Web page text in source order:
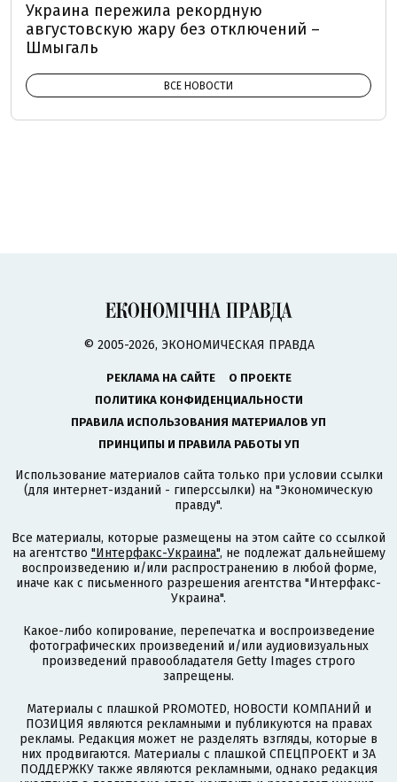
Украина пережила рекордную
августовскую жару без отключений –
Шмыгаль
ВСЕ НОВОСТИ
© 2005-2026, ЭКОНОМИЧЕСКАЯ ПРАВДА
РЕКЛАМА НА САЙТЕ
О ПРОЕКТЕ
ПОЛИТИКА КОНФИДЕНЦИАЛЬНОСТИ
ПРАВИЛА ИСПОЛЬЗОВАНИЯ МАТЕРИАЛОВ УП
ПРИНЦИПЫ И ПРАВИЛА РАБОТЫ УП
Использование материалов сайта только при условии ссылки
(для интернет-изданий - гиперссылки) на "Экономическую
правду".
Все материалы, которые размещены на этом сайте со ссылкой
на агентство "Интерфакс-Украина", не подлежат дальнейшему
воспроизведению и/или распространению в любой форме,
иначе как с письменного разрешения агентства "Интерфакс-
Украина".
Какое-либо копирование, перепечатка и воспроизведение
фотографических произведений и/или аудиовизуальных
произведений правообладателя Getty Images строго
запрещены.
Материалы с плашкой PROMOTED, НОВОСТИ КОМПАНИЙ и
ПОЗИЦИЯ являются рекламными и публикуются на правах
рекламы. Редакция может не разделять взгляды, которые в
них продвигаются. Материалы с плашкой СПЕЦПРОЕКТ и ЗА
ПОДДЕРЖКУ также являются рекламными, однако редакция